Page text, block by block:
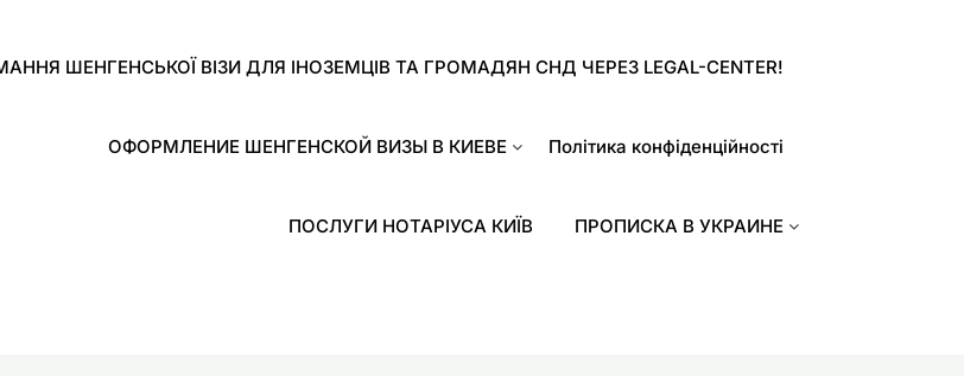
ШЕНГЕНСЬКОЇ ВІЗИ ДЛЯ ІНОЗЕМЦІВ ТА ГРОМАДЯН СНД ЧЕРЕЗ LEGAL-CENTER!
ОФОРМЛЕНИЕ ШЕНГЕНСКОЙ ВИЗЫ В КИЕВЕ Політика конфіденційності
ПОСЛУГИ НОТАРІУСА КИЇВ ПРОПИСКА В УКРАИНЕ